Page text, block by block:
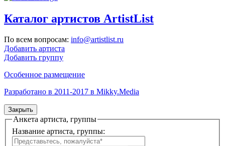
Каталог артистов ArtistList
По всем вопросам: info@artistlist.ru
Добавить артиста
Добавить группу
Особенное размещение
Разработано в 2011-2017 в Mikky.Media
Закрыть
Анкета артиста, группы
Название артиста, группы: